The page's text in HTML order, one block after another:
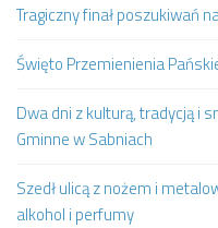
Tragiczny finał poszukiwań
Święto Przemienienia
Dwa dni z kulturą, tradycją i
Gminne w Sabniach
Szedł ulicą z nożem i
alkohol i perfumy